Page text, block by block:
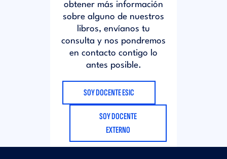
obtener más información
sobre alguno de nuestros
libros, envíanos tu
consulta y nos pondremos
en contacto contigo lo
antes posible.
SOY DOCENTE ESIC
SOY DOCENTE
EXTERNO